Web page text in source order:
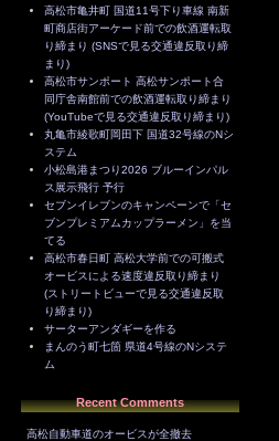
高松市亀井町 国道11号下り車線 南新
町商店街アーケード前での飲酒運転取
り締まり (SNSで見る交通違反取り締
まり)
高松市サンポート 高松サンポート合
同庁舎南館前での飲酒運転取り締まり
(YouTubeで見る交通違反取り締まり)
丸亀市綾歌町岡田下 国道32号線のNシ
ステム
小松島港まつり2026 ブルーインパル
ス展示飛行 予行
セブンイレブンのキャンペーンで「セ
ブンプレミアムカップラーメン」を当
てる
高松市春日町 高松大学前での可搬式
オービスによる速度違反取り締まり
(ストリートビューで見る交通違反取
り締まり)
サーターアンダギーを作る
まんのう町七箇 県道4号線のNシステ
ム
Recent Comments
高松自動車道のオービスが全撤去